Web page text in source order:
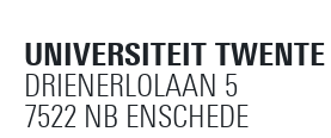
UNIVERSITEIT TWENTE
DRIENERLOLAAN 5
7522 NB ENSCHEDE